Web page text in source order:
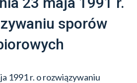
sporów
1991 r. o rozwiązywaniu